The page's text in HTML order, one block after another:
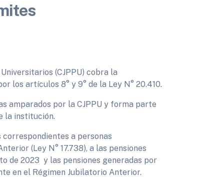
(CJPPU) cobra la
los artículos 8° y 9° de la Ley N° 20.410.
amparados por la CJPPU y forma parte
la institución.
a personas
(Ley N° 17.738), a las pensiones
de 2023 y las pensiones generadas por
en el Régimen Jubilatorio Anterior.